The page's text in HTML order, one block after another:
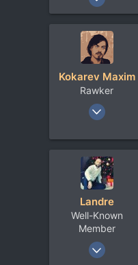
24
Kokarev Maxim
Rawker
13 Май 2007
6.437
Барнаул
Landre
Well-Known
Member
20 Авг 2007